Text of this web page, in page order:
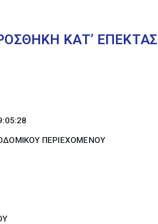
ΚΑΤ’
ΠΕΡΙΕΧΟΜΕΝΟΥ